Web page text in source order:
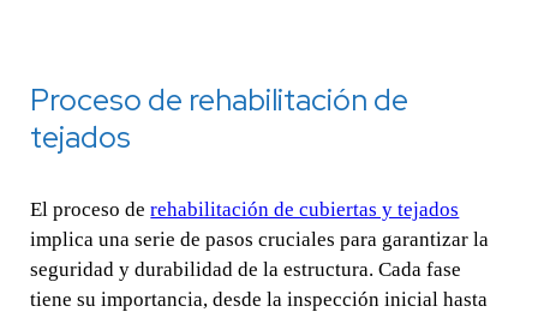
Proceso de rehabilitación de
tejados
El proceso derehabilitación de cubiertas y tejados
implica una serie de pasos cruciales para garantizar la
seguridad y durabilidad de la estructura. Cada fase
tiene su importancia, desde la inspección inicial hasta